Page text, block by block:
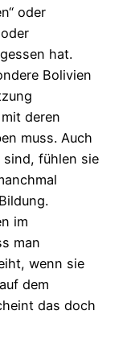
oder
hat.
Bolivien
deren
muss. Auch
sind, fühlen sie
im
man
wenn sie
dem
das doch